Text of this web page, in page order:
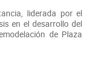
liderada por el
en el desarrollo del
de Plaza